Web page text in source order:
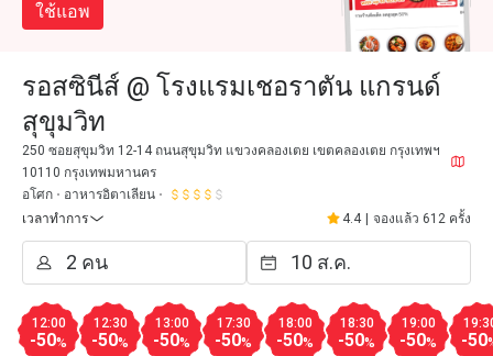
ใช้แอพ
รอสซินีส์ @ โรงแรมเชอราตัน แกรนด์
สุขุมวิท
250 ซอยสุขุมวิท 12-14 ถนนสุขุมวิท แขวงคลองเตย เขตคลองเตย กรุงเทพฯ
10110 กรุงเทพมหานคร
อโศก
อาหารอิตาเลียน
เวลาทำการ
4.4 จองแล้ว 612 ครั้ง
12:00
-50%
12:30
-50%
13:00
-50%
17:30
-50%
18:00
-50%
18:30
-50%
19:00
-50% -50